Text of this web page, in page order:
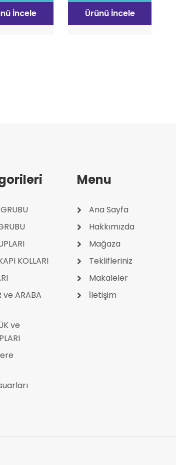
İncele Ürünü İncele
KOLLARI
ve ARABA
ve
Menu
Ana Sayfa
Hakkımızda
Mağaza
Teklifleriniz
Makaleler
İletişim